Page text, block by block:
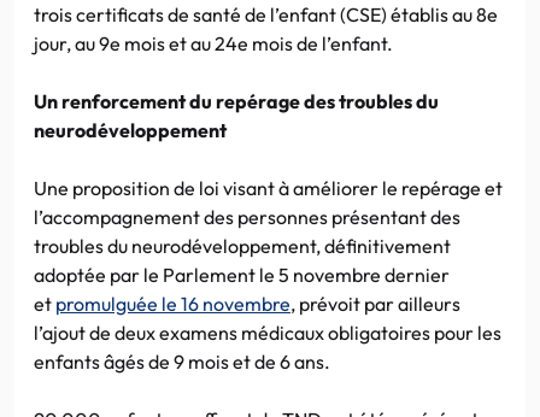
trois certificats de santé de l’enfant (CSE) établis au 8e
jour, au 9e mois et au 24e mois de l’enfant.
Un renforcement du repérage des troubles du
neurodéveloppement
Une proposition de loi visant à améliorer le repérage et
l’accompagnement des personnes présentant des
troubles du neurodéveloppement, définitivement
adoptée par le Parlement le 5 novembre dernier
et promulguée le 16 novembre, prévoit par ailleurs
l’ajout de deux examens médicaux obligatoires pour les
enfants âgés de 9 mois et de 6 ans.